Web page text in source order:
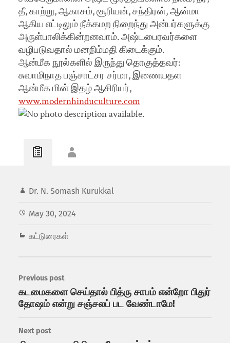
தீ, காற்று, ஆகாசம், சூரியன், சந்திரன், ஆன்மா
ஆகிய எட்டிலும் நீக்கமற நிறைந்து அன்பர்களுக்கு
அருள்பாலிக்கின்றனவாம். அஷ்டபைரவர்களை
வழிபடுவதால் மனநிம்மதி கிடைக்கும்.
ஆன்மீக நூல்களில் இருந்து தொகுத்தவர்:
சுவாமிநாத பஞ்சாட்சர சர்மா, இணையதள
ஆன்மீக மின் இதழ் ஆசிரியர்,
www.modernhinduculture.com
Dr. N. Somash Kurukkal
May 30, 2024
கட்டுரைகள்
Previous post
கடமைகளை செய்தால் பித்ரு சாபம் என்றோ பிதுர்
தோஷம் என்று சஞ்சலப் பட வேண்டாமே!
Next post